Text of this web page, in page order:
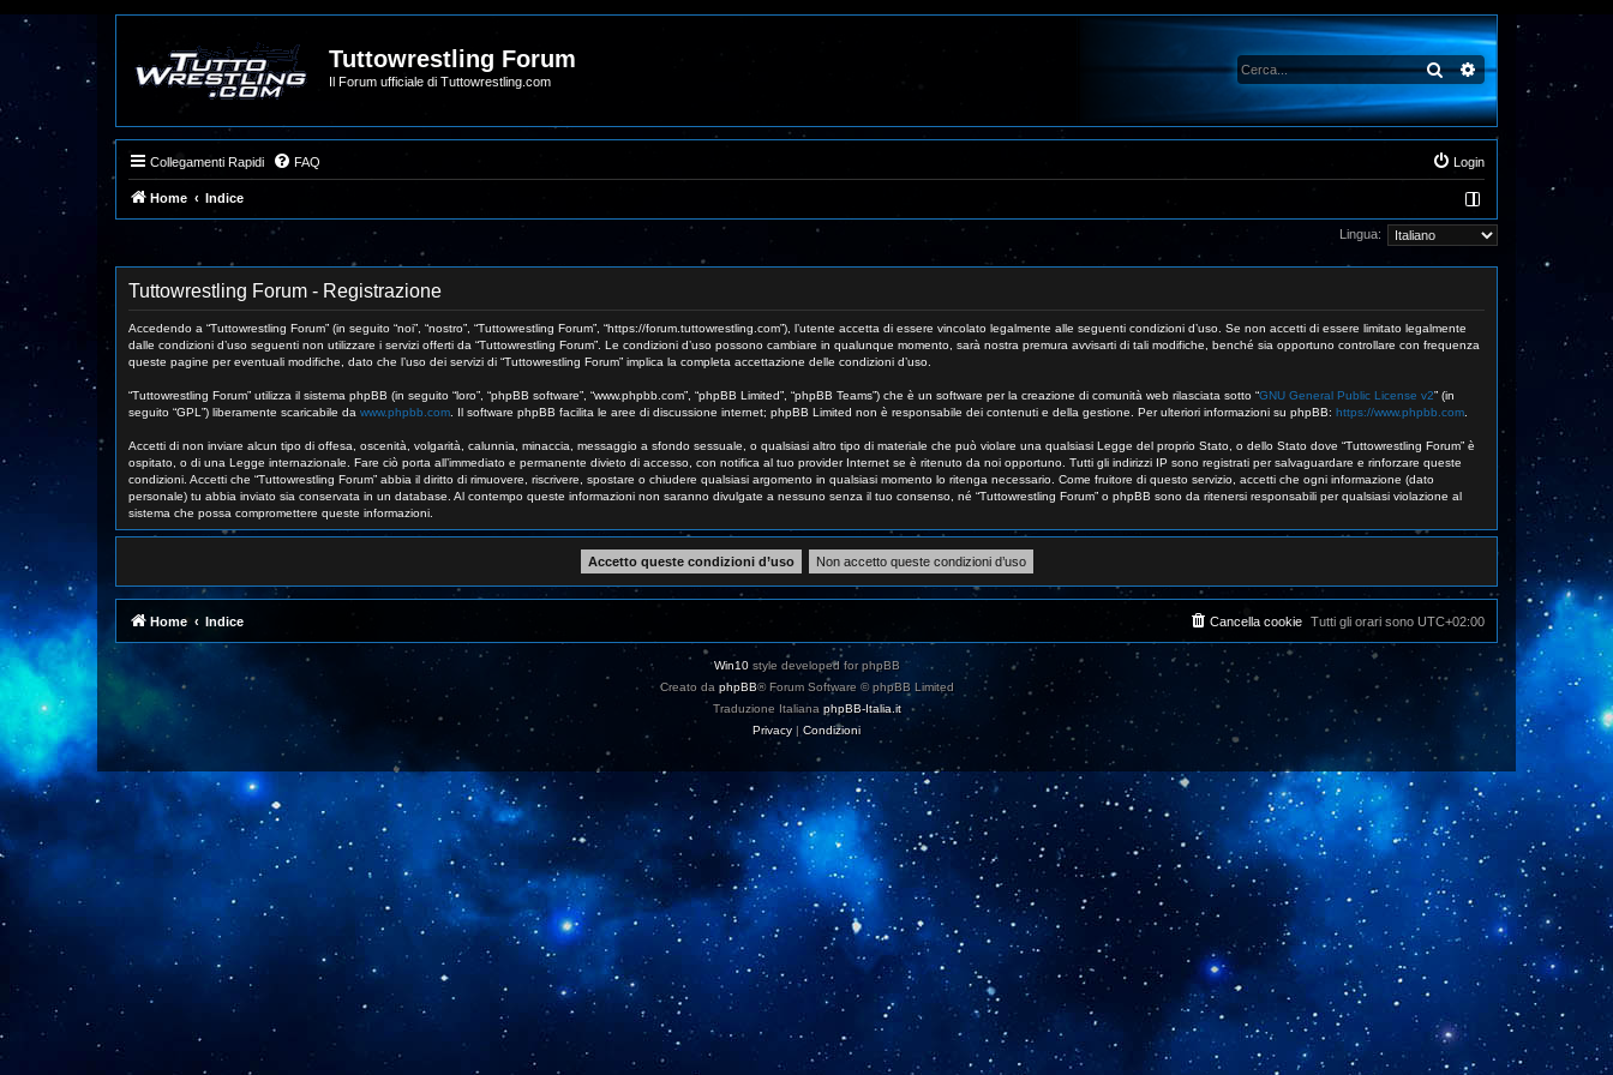
Tuttowrestling Forum
Il Forum ufficiale di Tuttowrestling.com
CercaRicerca avanzata
Collegamenti Rapidi FAQ Login
Home Indice
Lingua:
Tuttowrestling Forum - Registrazione
Accedendo a “Tuttowrestling Forum” (in seguito “noi”, “nostro”, “Tuttowrestling Forum”, “https://forum.tuttowrestling.com”), l’utente accetta di essere vincolato legalmente alle seguenti condizioni d’uso. Se non accetti di essere limitato legalmente
dalle condizioni d’uso seguenti non utilizzare i servizi offerti da “Tuttowrestling Forum”. Le condizioni d’uso possono cambiare in qualunque momento, sarà nostra premura avvisarti di tali modifiche, benché sia opportuno controllare con frequenza
queste pagine per eventuali modifiche, dato che l’uso dei servizi di “Tuttowrestling Forum” implica la completa accettazione delle condizioni d’uso.
“Tuttowrestling Forum” utilizza il sistema phpBB (in seguito “loro”, “phpBB software”, “www.phpbb.com”, “phpBB Limited”, “phpBB Teams”) che è un software per la creazione di comunità web rilasciata sotto “GNU General Public License v2” (in
seguito “GPL”) liberamente scaricabile da www.phpbb.com . Il software phpBB facilita le aree di discussione internet; phpBB Limited non è responsabile dei contenuti e della gestione. Per ulteriori informazioni su phpBB: https://www.phpbb.com
Accetti di non inviare alcun tipo di offesa, oscenità, volgarità, calunnia, minaccia, messaggio a sfondo sessuale, o qualsiasi altro tipo di materiale che può violare una qualsiasi Legge del proprio Stato, o dello Stato dove “Tuttowrestling Forum” è
ospitato, o di una Legge internazionale. Fare ciò porta all’immediato e permanente divieto di accesso, con notifica al tuo provider Internet se è ritenuto da noi opportuno. Tutti gli indirizzi IP sono registrati per salvaguardare e rinforzare queste
condizioni. Accetti che “Tuttowrestling Forum” abbia il diritto di rimuovere, riscrivere, spostare o chiudere qualsiasi argomento in qualsiasi momento lo ritenga necessario. Come fruitore di questo servizio, accetti che ogni informazione (dato
personale) tu abbia inviato sia conservata in un database. Al contempo queste informazioni non saranno divulgate a nessuno senza il tuo consenso, né “Tuttowrestling Forum” o phpBB sono da ritenersi responsabili per qualsiasi violazione al
sistema che possa compromettere queste informazioni.
Home Indice Tutti gli orari sono UTC+02:00
Cancella cookie
Win10style developed for phpBB
Creato da phpBB® Forum Software © phpBB Limited
Traduzione Italiana phpBB-Italia.it
Privacy | Condizioni